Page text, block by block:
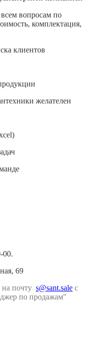
вопросам по
комплектация,
клиентов
желателен
00.
69
на почту s@sant.sale с
по продажам"